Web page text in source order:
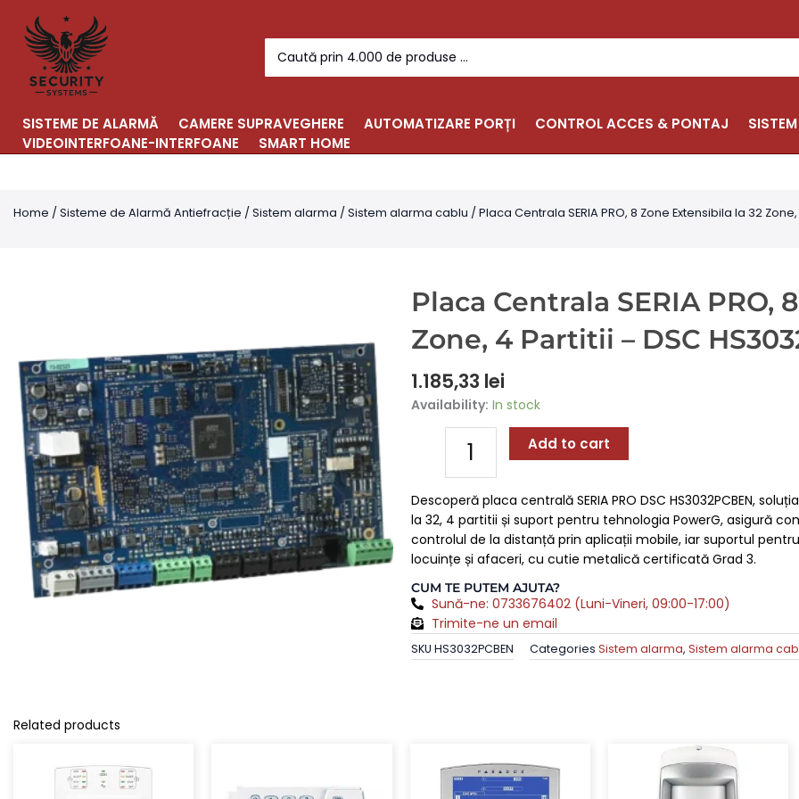
content
for:
SISTEME DE ALARMĂ CAMERE SUPRAVEGHERE AUTOMATIZARE PORȚI CONTROL ACCES & PONTAJ
VIDEOINTERFOANE-INTERFOANE
SMART HOME
Home /Sisteme de Alarmă Antiefracție /Sistem alarma /Sistem alarma cablu / Placa Centrala SERIA PRO, 8 Zone Extensibila la 32
Placa Centrala SERIA PRO,
Zone, 4 Partitii – DSC
1.185,33 lei
Availability: In stock
Placa
Centrala
Zone
Extensibila
la
32
Zone,
4
Partitii
-
DSC
Add to cart
Descoperă placa centrală SERIA PRO DSC HS3032PCBEN,
la 32, 4 partitii și suport pentru tehnologia PowerG, asigură
controlul de la distanță prin aplicații mobile, iar suportul
locuințe și afaceri, cu cutie metalică certificată Grad 3.
CUM TE PUTEM AJUTA?
Sună-ne: 0733676402 (Luni-Vineri, 09:00-17:00)
Trimite-ne un email
SKUHS3032PCBEN Categories Sistem alarma,Sistem alarma
Related products